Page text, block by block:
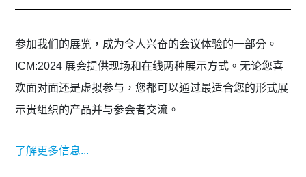
参加我们的展览，成为令人兴奋的会议体验的一部分。
ICM:2024 展会提供现场和在线两种展示方式。无论您喜
欢面对面还是虚拟参与，您都可以通过最适合您的形式展
示贵组织的产品并与参会者交流。
了解更多信息...